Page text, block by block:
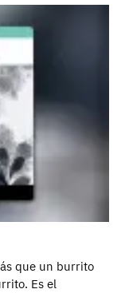
que un burrito
Es el